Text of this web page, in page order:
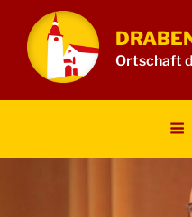
Inhalt
springen
Ortschaft